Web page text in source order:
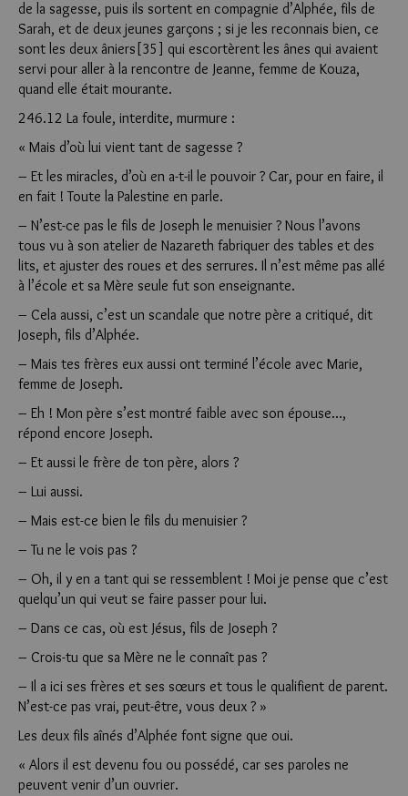
de la sagesse, puis ils sortent en compagnie d’Alphée, fils de
Sarah, et de deux jeunes garçons ; si je les reconnais bien, ce
sont les deux âniers[35] qui escortèrent les ânes qui avaient
servi pour aller à la rencontre de Jeanne, femme de Kouza,
quand elle était mourante.
246.12 La foule, interdite, murmure :
« Mais d’où lui vient tant de sagesse ?
– Et les miracles, d’où en a-t-il le pouvoir ? Car, pour en faire, il
en fait ! Toute la Palestine en parle.
– N’est-ce pas le fils de Joseph le menuisier ? Nous l’avons
tous vu à son atelier de Nazareth fabriquer des tables et des
lits, et ajuster des roues et des serrures. Il n’est même pas allé
à l’école et sa Mère seule fut son enseignante.
– Cela aussi, c’est un scandale que notre père a critiqué, dit
Joseph, fils d’Alphée.
– Mais tes frères eux aussi ont terminé l’école avec Marie,
femme de Joseph.
– Eh ! Mon père s’est montré faible avec son épouse…,
répond encore Joseph.
– Et aussi le frère de ton père, alors ?
– Lui aussi.
– Mais est-ce bien le fils du menuisier ?
– Tu ne le vois pas ?
– Oh, il y en a tant qui se ressemblent ! Moi je pense que c’est
quelqu’un qui veut se faire passer pour lui.
– Dans ce cas, où est Jésus, fils de Joseph ?
– Crois-tu que sa Mère ne le connaît pas ?
– Il a ici ses frères et ses sœurs et tous le qualifient de parent.
N’est-ce pas vrai, peut-être, vous deux ? »
Les deux fils aînés d’Alphée font signe que oui.
« Alors il est devenu fou ou possédé, car ses paroles ne
peuvent venir d’un ouvrier.